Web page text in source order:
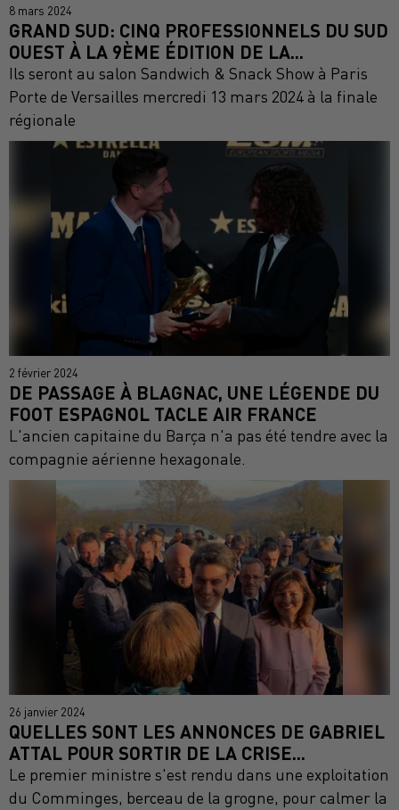
8 mars 2024
GRAND SUD: CINQ PROFESSIONNELS DU SUD
OUEST À LA 9ÈME ÉDITION DE LA...
Ils seront au salon Sandwich & Snack Show à Paris
Porte de Versailles mercredi 13 mars 2024 à la finale
régionale
2 février 2024
DE PASSAGE À BLAGNAC, UNE LÉGENDE DU
FOOT ESPAGNOL TACLE AIR FRANCE
L'ancien capitaine du Barça n'a pas été tendre avec la
compagnie aérienne hexagonale.
26 janvier 2024
QUELLES SONT LES ANNONCES DE GABRIEL
ATTAL POUR SORTIR DE LA CRISE...
Le premier ministre s'est rendu dans une exploitation
du Comminges, berceau de la grogne, pour calmer la